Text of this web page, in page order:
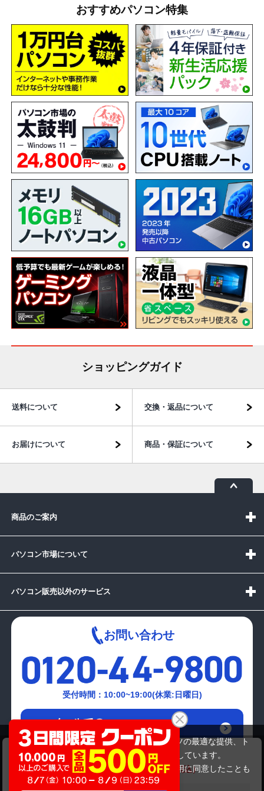
DE)LENOVO G550 2958
商品価格 27,280円 21,780円
おすすめパソコン特集
ショッピングガイド
送料について 交換・返品について
お届けについて 商品・保証について
商品のご案内
パソコン市場について
パソコン販売以外のサービス
お問い合わせ
受付時間：10:00~19:00(休業:日曜日)
メールでの
お問い合わせはこちら
当サイトでは利用体験の向上およびコンテンツの最適な提供、ト
ラフィックの分析を目的としてCookieを使用しています。
サイトの閲覧を継続された場合、Cookieの利用に同意したことも
のといたします。